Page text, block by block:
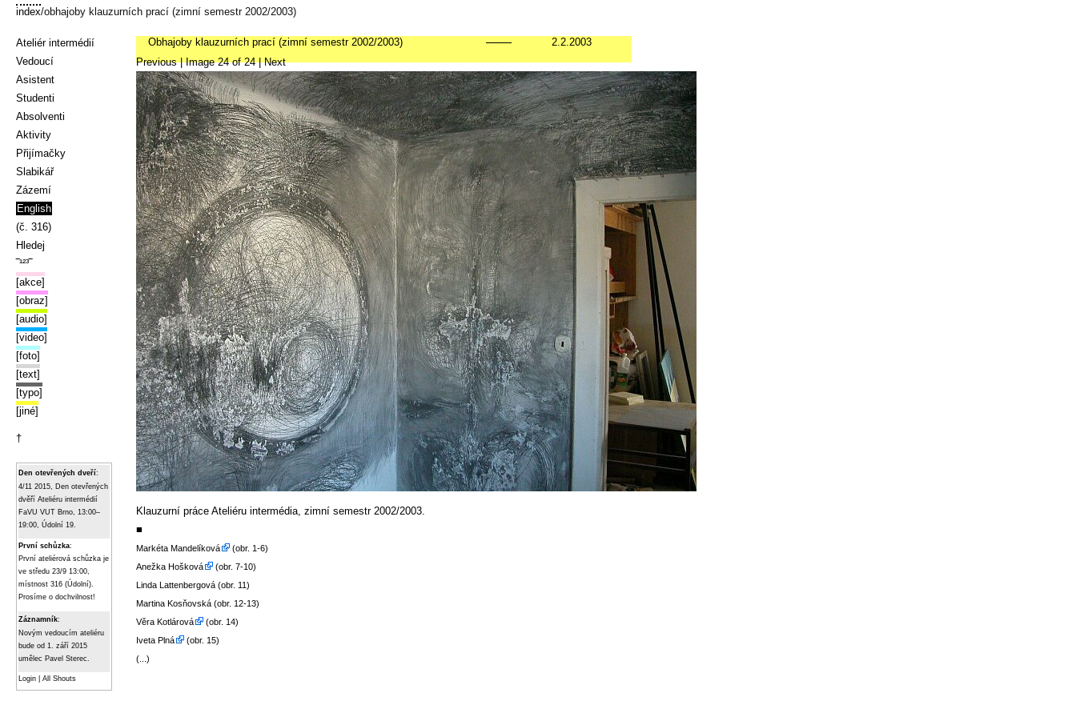
index/obhajoby klauzurních prací (zimní semestr 2002/2003)
Ateliér intermédií
Vedoucí
Asistent
Studenti
Absolventi
Aktivity
Přijímačky
Slabikář
Zázemí
English
(č. 316)
Hledej
‾¹²³‾
[akce]
[obraz]
[audio]
[video]
[foto]
[text]
[typo]
[jiné]
†
Den otevřených dveří:
4/11 2015, Den otevřených
dvěří Ateliéru intermédií
FaVU VUT Brno, 13:00–
19:00, Údolní 19.
První schůzka:
První ateliérová schůzka je
ve středu 23/9 13:00,
místnost 316 (Údolní).
Prosíme o dochvilnost!
Záznamník:
Novým vedoucím ateliéru
bude od 1. září 2015
umělec Pavel Sterec.
Login All Shouts
Obhajoby klauzurních prací (zimní semestr 2002/2003)
2.2.2003
Previous| Image24of24|Next
Klauzurní práce Ateliéru intermédia, zimní semestr 2002/2003.
■
Markéta Mandelíková
(obr. 1-6)
Anežka Hošková
(obr. 7-10)
Linda Lattenbergová (obr. 11)
Martina Kosňovská (obr. 12-13)
Věra Kotlárová
(obr. 14)
Iveta Plná
(obr. 15)
(...)